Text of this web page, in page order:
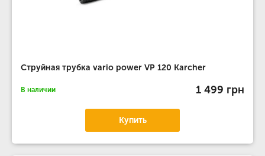
Струйная трубка vario power VP 120 Karcher
В наличии 1 499 грн
Купить